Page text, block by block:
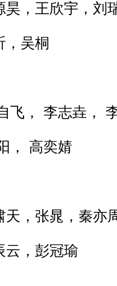
，王欣宇，刘
吴桐
， 李志垚，
高奕婧
，张晁，秦亦
，彭冠瑜